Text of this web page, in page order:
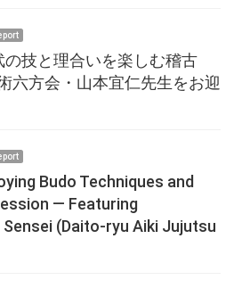
の技と理合いを楽しむ稽古
六方会・山本宜仁先生をお迎
Budo Techniques and
— Featuring
(Daito-ryu Aiki Jujutsu